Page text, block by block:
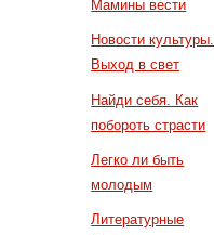
Мамины вести
Новости культуры.
Выход в свет
Найди себя. Как
побороть страсти
Легко ли быть
молодым
Литературные